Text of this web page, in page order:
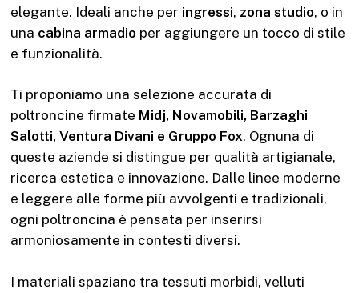
elegante. Ideali anche per ingressi, zona studio, o in
una cabina armadio per aggiungere un tocco di stile
e funzionalità.
Ti proponiamo una selezione accurata di
poltroncine firmate Midj, Novamobili, Barzaghi
Salotti, Ventura Divani e Gruppo Fox. Ognuna di
queste aziende si distingue per qualità artigianale,
ricerca estetica e innovazione. Dalle linee moderne
e leggere alle forme più avvolgenti e tradizionali,
ogni poltroncina è pensata per inserirsi
armoniosamente in contesti diversi.
I materiali spaziano tra tessuti morbidi, velluti